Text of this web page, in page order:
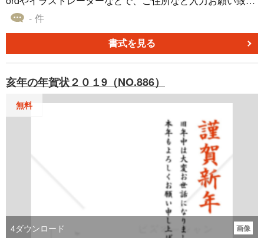
ます。- 件
書式を見る
亥年の年賀状２０１9（NO.886）
無料
4ダウンロード 画像